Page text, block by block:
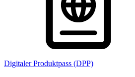
Digitaler Produktpass (DPP)